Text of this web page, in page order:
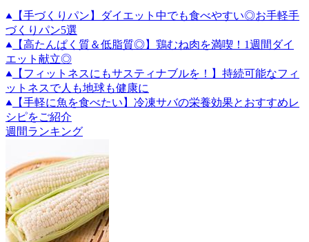
【手づくりパン】ダイエット中でも食べやすい◎お手軽手
づくりパン5選
【高たんぱく質＆低脂質◎】鶏むね肉を満喫！1週間ダイ
エット献立◎
【フィットネスにもサスティナブルを！】持続可能なフィ
ットネスで人も地球も健康に
【手軽に魚を食べたい】冷凍サバの栄養効果とおすすめレ
シピをご紹介
週間ランキング